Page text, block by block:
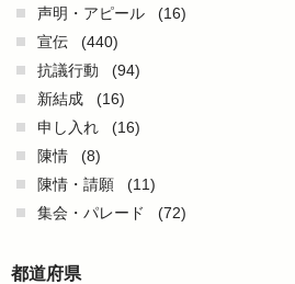
声明・アピール
(16)
宣伝
(440)
抗議行動
(94)
新結成
(16)
申し入れ
(16)
陳情
(8)
陳情・請願
(11)
集会・パレード
(72)
都道府県